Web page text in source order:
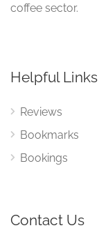
coffee sector.
Helpful Links
Reviews
Bookmarks
Bookings
Contact Us